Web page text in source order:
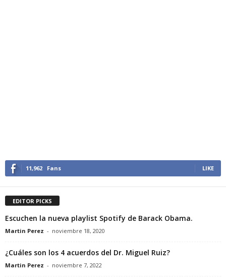
11,962 Fans LIKE
EDITOR PICKS
Escuchen la nueva playlist Spotify de Barack Obama.
Martin Perez - noviembre 18, 2020
¿Cuáles son los 4 acuerdos del Dr. Miguel Ruiz?
Martin Perez - noviembre 7, 2022